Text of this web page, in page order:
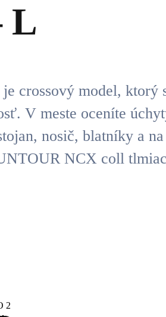
L
crossový model, ktorý
V meste oceníte
nosič, blatníky a
NCX coll
2